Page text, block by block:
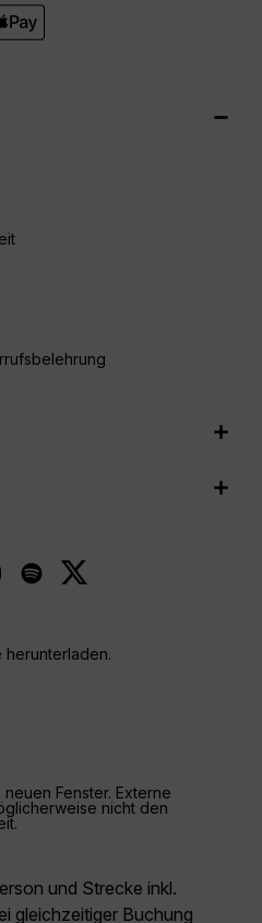
herunterladen.
Fenster. Externe
nicht den
und Strecke inkl.
gleichzeitiger Buchung